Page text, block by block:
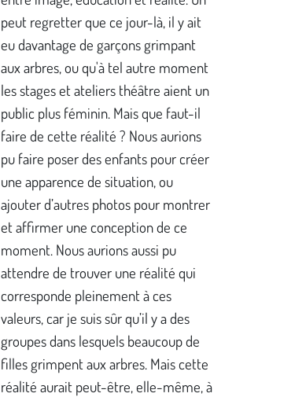
peut regretter que ce jour-là, il y ait
eu davantage de garçons grimpant
aux arbres, ou qu'à tel autre moment
les stages et ateliers théâtre aient un
public plus féminin. Mais que faut-il
faire de cette réalité ? Nous aurions
pu faire poser des enfants pour créer
une apparence de situation, ou
ajouter d’autres photos pour montrer
et affirmer une conception de ce
moment. Nous aurions aussi pu
attendre de trouver une réalité qui
corresponde pleinement à ces
valeurs, car je suis sûr qu’il y a des
groupes dans lesquels beaucoup de
filles grimpent aux arbres. Mais cette
réalité aurait peut-être, elle-même, à